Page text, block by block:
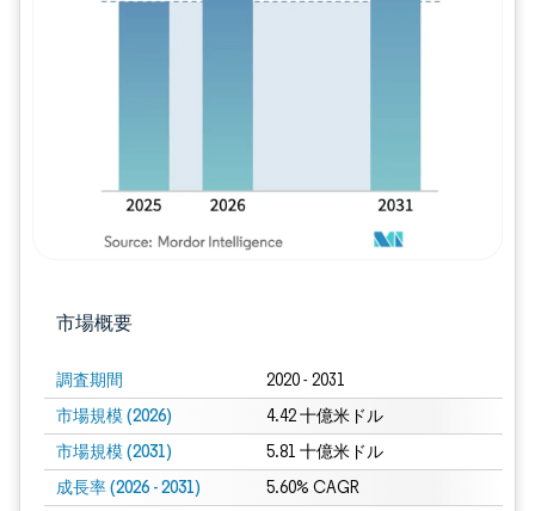
市場概要
調査期間 2020 - 2031
市場規模 (2026) 4.42 十億米ドル
市場規模 (2031) 5.81 十億米ドル
成長率 (2026 - 2031) 5.60% CAGR